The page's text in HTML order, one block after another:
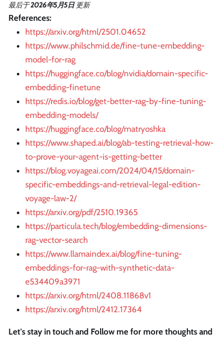
最后于2026年5月5日 更新
References:
https://arxiv.org/html/2501.04652
https://www.philschmid.de/fine-tune-embedding-
model-for-rag
https://huggingface.co/blog/nvidia/domain-specific-
embedding-finetune
https://redis.io/blog/get-better-rag-by-fine-tuning-
embedding-models/
https://huggingface.co/blog/matryoshka
https://www.shaped.ai/blog/ab-testing-retrieval-how-
to-prove-your-agent-is-getting-better
https://blog.voyageai.com/2024/04/15/domain-
specific-embeddings-and-retrieval-legal-edition-
voyage-law-2/
https://arxiv.org/pdf/2510.19365
https://particula.tech/blog/embedding-dimensions-
rag-vector-search
https://www.llamaindex.ai/blog/fine-tuning-
embeddings-for-rag-with-synthetic-data-
e534409a3971
https://arxiv.org/html/2408.11868v1
https://arxiv.org/html/2412.17364
Let's stay in touch and Follow me for more thoughts and